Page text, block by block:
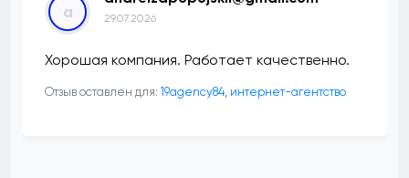
a 29.07.2026
Хорошая компания. Работает качественно.
Отзыв оставлен для: 19agency84, интернет-агентство